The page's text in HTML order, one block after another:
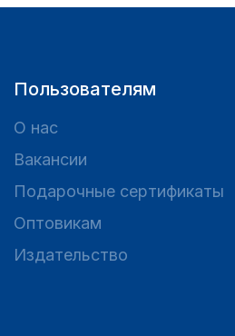
Пользователям
О нас
Вакансии
Подарочные сертификаты
Оптовикам
Издательство